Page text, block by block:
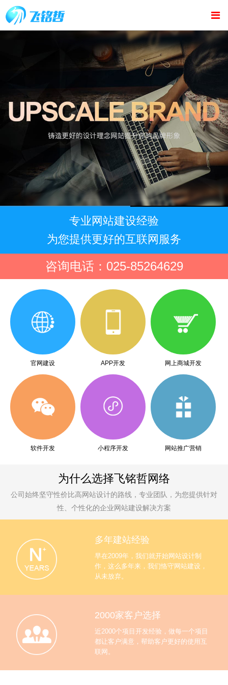
专业网站建设经验
为您提供更好的互联网服务
咨询电话：025-85264629
官网建设 APP开发 网上商城开发
软件开发 小程序开发 网站推广营销
为什么选择飞铭哲网络
公司始终坚守性价比高网站设计的路线，专业团队，为您提供针对
性、个性化的企业网站建设解决方案
多年建站经验
早在2009年，我们就开始网站设计制
作，这么多年来，我们恪守网站建设，
从未放弃。
2000家客户选择
近2000个项目开发经验，做每一个项目
都让客户满意，帮助客户更好的使用互
联网。